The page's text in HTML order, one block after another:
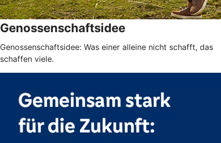
Genossenschaftsidee
Genossenschaftsidee: Was einer alleine nicht schafft, das
schaffen viele.